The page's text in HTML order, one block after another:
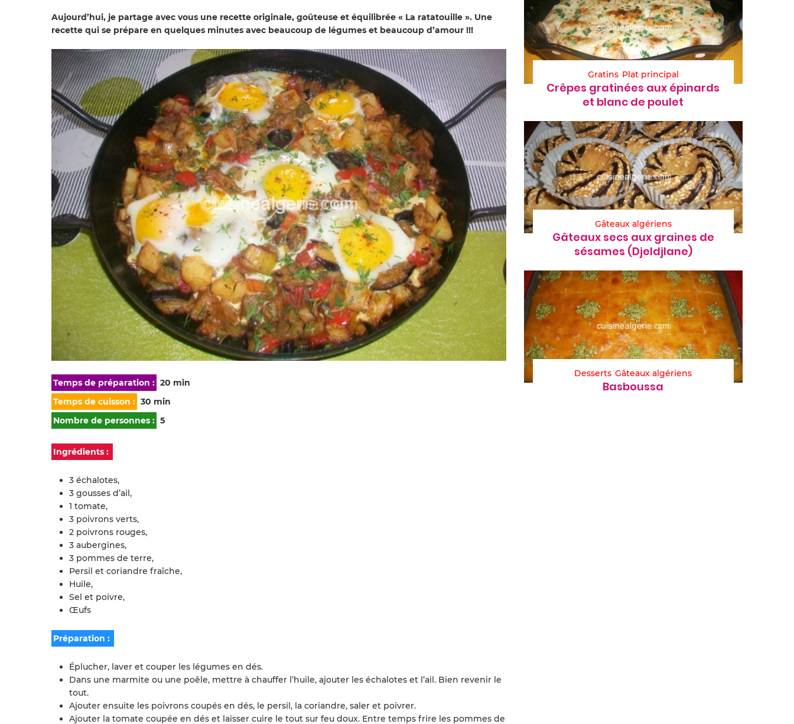
Aujourd’hui, je partage avec vous une recette originale, goûteuse et équilibrée « La ratatouille ». Une
recette qui se prépare en quelques minutes avec beaucoup de légumes et beaucoup d’amour !!!
Temps de préparation : 20 min
Temps de cuisson : 30 min
Nombre de personnes : 5
Ingrédients :
3 échalotes,
3 gousses d’ail,
1 tomate,
3 poivrons verts,
2 poivrons rouges,
3 aubergines,
3 pommes de terre,
Persil et coriandre fraîche,
Huile,
Sel et poivre,
Œufs
Préparation :
Éplucher, laver et couper les légumes en dés.
Dans une marmite ou une poêle, mettre à chauffer l’huile, ajouter les échalotes et l’ail. Bien revenir le
tout.
Ajouter ensuite les poivrons coupés en dés, le persil, la coriandre, saler et poivrer.
Ajouter la tomate coupée en dés et laisser cuire le tout sur feu doux. Entre temps frire les pommes de
Gratins Plat principal
Crêpes gratinées aux épinards
et blanc de poulet
Gâteaux algériens
Gâteaux secs aux graines de
sésames (Djeldjlane)
Desserts Gâteaux algériens
Basboussa